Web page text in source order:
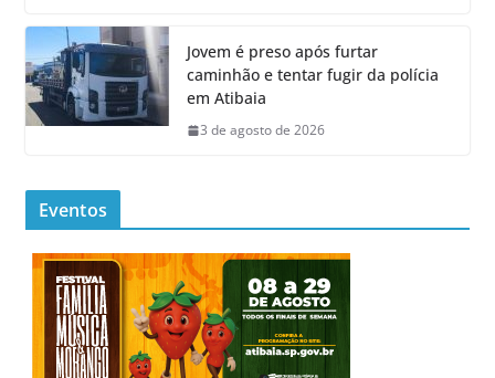
Jovem é preso após furtar
caminhão e tentar fugir da polícia
em Atibaia
3 de agosto de 2026
Eventos